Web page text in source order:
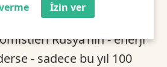
İzin ver
Rusya’nın - enerji
- sadece bu yıl 100